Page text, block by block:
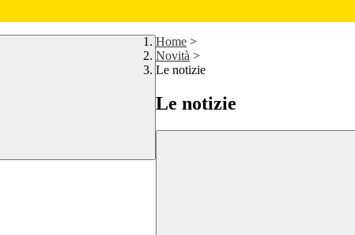
Home >
Novità >
Le notizie
Le notizie